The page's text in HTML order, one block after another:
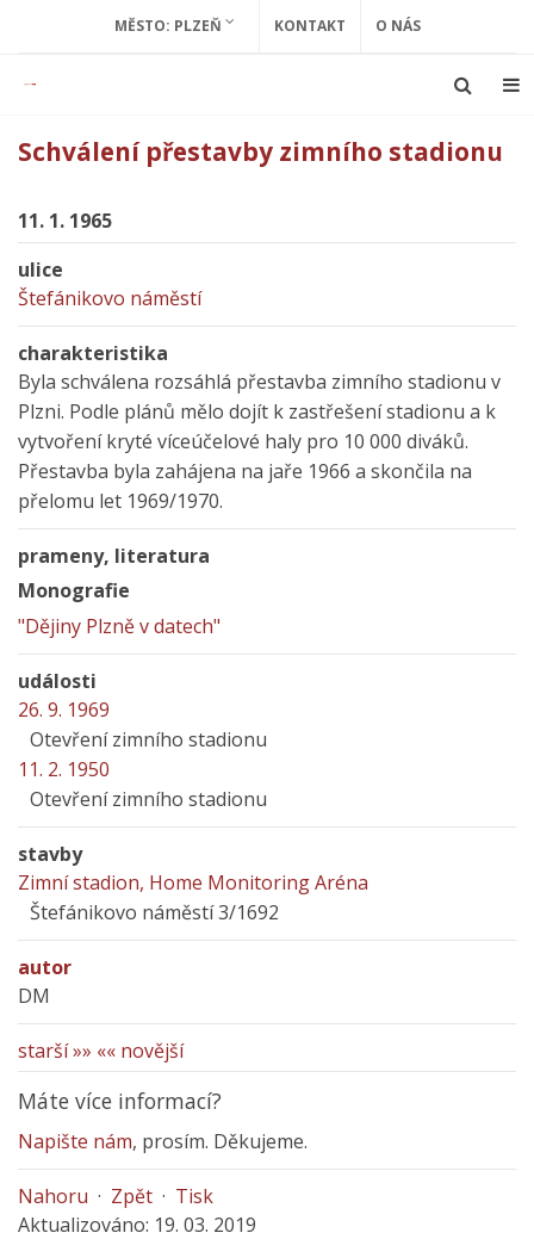
MĚSTO: PLZEŇ KONTAKT O NÁS
Schválení přestavby zimního stadionu
11. 1. 1965
ulice
Štefánikovo náměstí
charakteristika
Byla schválena rozsáhlá přestavba zimního stadionu v
Plzni. Podle plánů mělo dojít k zastřešení stadionu a k
vytvoření kryté víceúčelové haly pro 10 000 diváků.
Přestavba byla zahájena na jaře 1966 a skončila na
přelomu let 1969/1970.
prameny, literatura
Monografie
"Dějiny Plzně v datech"
události
26. 9. 1969
Otevření zimního stadionu
11. 2. 1950
Otevření zimního stadionu
stavby
Zimní stadion, Home Monitoring Aréna
Štefánikovo náměstí 3/1692
autor
DM
starší »» «« novější
Máte více informací?
Napište nám, prosím. Děkujeme.
Nahoru · Zpět · Tisk
Aktualizováno: 19. 03. 2019